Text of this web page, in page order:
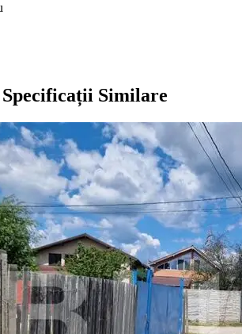
Similare